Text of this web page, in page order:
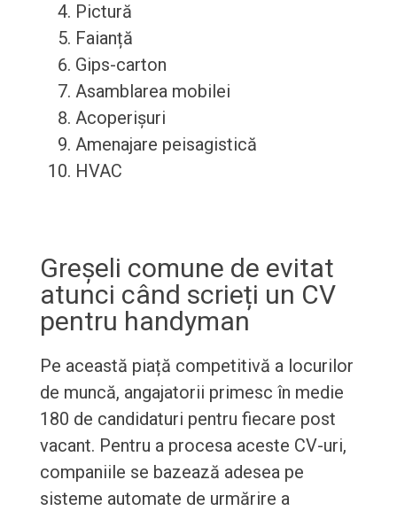
Pictură
Faianță
Gips-carton
Asamblarea mobilei
Acoperișuri
Amenajare peisagistică
HVAC
Greșeli comune de evitat
atunci când scrieți un CV
pentru handyman
Pe această piață competitivă a locurilor
de muncă, angajatorii primesc în medie
180 de candidaturi pentru fiecare post
vacant. Pentru a procesa aceste CV-uri,
companiile se bazează adesea pe
sisteme automate de urmărire a